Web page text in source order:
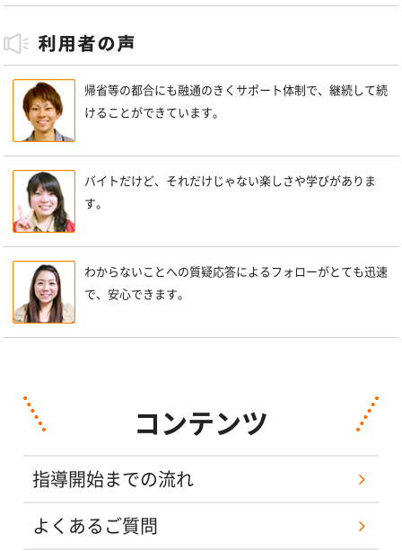
帰省等の都合にも融通のきくサポート体制で、継続して続
けることができています。
バイトだけど、それだけじゃない楽しさや学びがありま
す。
わからないことへの質疑応答によるフォローがとても迅速
で、安心できます。
コンテンツ
指導開始までの流れ
よくあるご質問